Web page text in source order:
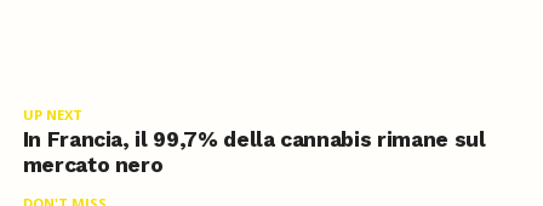
UP NEXT
In Francia, il 99,7% della cannabis rimane sul
mercato nero